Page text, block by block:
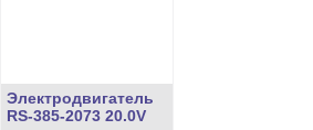
Электродвигатель
RS-385-2073 20.0V